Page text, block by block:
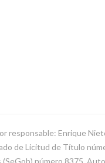
responsable: Enrique
de Licitud de Título
número 8375.